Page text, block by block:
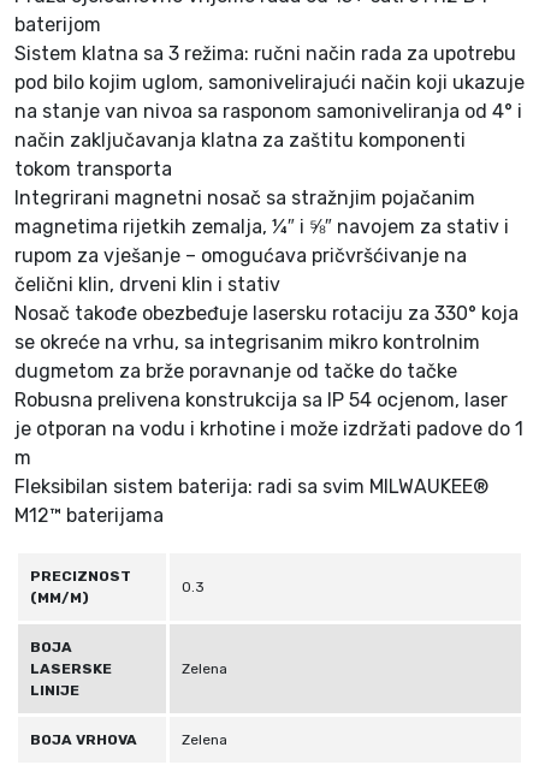
S
o
l
o
k
o
l
i
č
i
n
a
baterijom
Sistem klatna sa 3 režima: ručni način rada za upotrebu
pod bilo kojim uglom, samonivelirajući način koji ukazuje
na stanje van nivoa sa rasponom samoniveliranja od 4° i
način zaključavanja klatna za zaštitu komponenti
tokom transporta
Integrirani magnetni nosač sa stražnjim pojačanim
magnetima rijetkih zemalja, ¼″ i ⅝″ navojem za stativ i
rupom za vješanje – omogućava pričvršćivanje na
čelični klin, drveni klin i stativ
Nosač takođe obezbeđuje lasersku rotaciju za 330° koja
se okreće na vrhu, sa integrisanim mikro kontrolnim
dugmetom za brže poravnanje od tačke do tačke
Robusna prelivena konstrukcija sa IP 54 ocjenom, laser
je otporan na vodu i krhotine i može izdržati padove do 1
m
Fleksibilan sistem baterija: radi sa svim MILWAUKEE®
M12™ baterijama
PRECIZNOST
(MM/M)
0.3
BOJA
LASERSKE
LINIJE
Zelena
BOJA VRHOVA Zelena